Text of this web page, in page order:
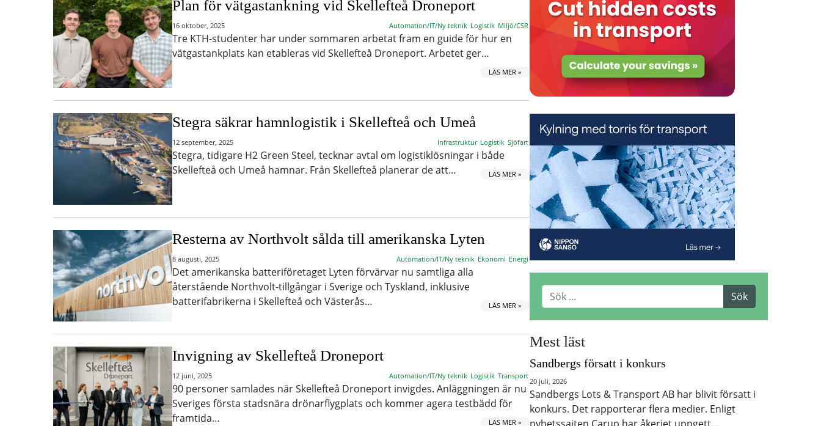
Plan för vätgastankning vid Skellefteå Droneport
16 oktober, 2025 Automation/IT/Ny teknik Logistik Miljö/CSR
Tre KTH-studenter har under sommaren arbetat fram en guide för hur en
vätgastankplats kan etableras vid Skellefteå Droneport. Arbetet ger…
LÄS MER »
Stegra säkrar hamnlogistik i Skellefteå och Umeå
12 september, 2025 Infrastruktur Logistik Sjöfart
Stegra, tidigare H2 Green Steel, tecknar avtal om logistiklösningar i både
Skellefteå och Umeå hamnar. Från Skellefteå planerar de att…
LÄS MER »
Resterna av Northvolt sålda till amerikanska Lyten
8 augusti, 2025 Automation/IT/Ny teknik Ekonomi Energi
Det amerikanska batteriföretaget Lyten förvärvar nu samtliga alla
återstående Northvolt-tillgångar i Sverige och Tyskland, inklusive
batterifabrikerna i Skellefteå och Västerås…
LÄS MER »
Invigning av Skellefteå Droneport
12 juni, 2025 Automation/IT/Ny teknik Logistik Transport
90 personer samlades när Skellefteå Droneport invigdes. Anläggningen är nu
Sveriges första stadsnära drönarflygplats och kommer agera testbädd för
framtida…
LÄS MER »
Mest läst
Sandbergs försatt i konkurs
20 juli, 2026
Sandbergs Lots & Transport AB har blivit försatt i
konkurs. Det rapporterar flera medier. Enligt